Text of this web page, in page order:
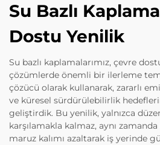
Su Bazlı
Dostu Yenilik
Su bazlı kaplamalarımız, çevre
çözümlerde önemli bir ilerleme
çözücü olarak kullanarak, zararlı
ve küresel sürdürülebilirlik
geliştirdik. Bu yenilik, yalnızca
karşılamakla kalmaz, aynı
maruz kalımı azaltarak iş yerinde